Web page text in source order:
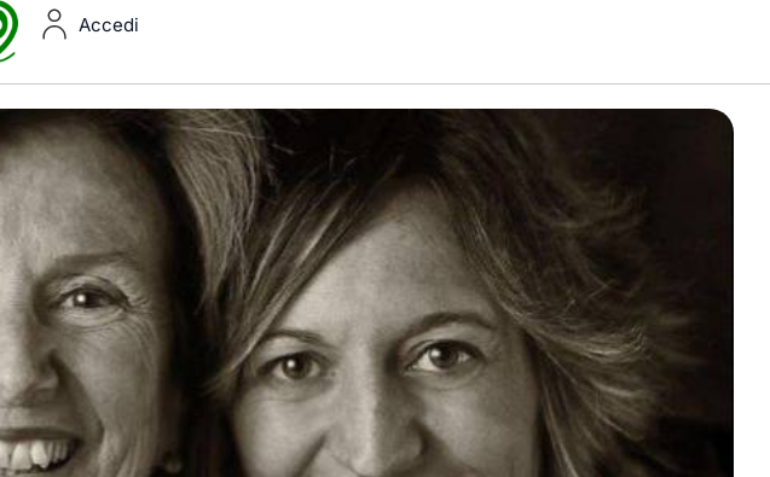
Accedi